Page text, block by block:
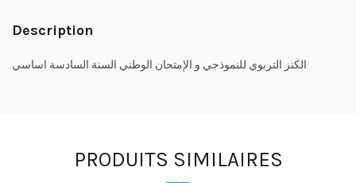
Description
الكنز التربوي للنموذجي و الإمتحان الوطني السنة السادسة اساسي
PRODUITS SIMILAIRES